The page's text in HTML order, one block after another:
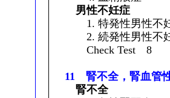
男性不妊症
1. 特発性男性不
2. 続発性男性不
Check Test 8
11 腎不全，腎血管
腎不全